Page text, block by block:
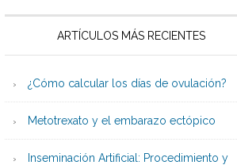
ARTÍCULOS MÁS RECIENTES
¿Cómo calcular los días de ovulación?
Metotrexato y el embarazo ectópico
Inseminación Artificial: Procedimiento y